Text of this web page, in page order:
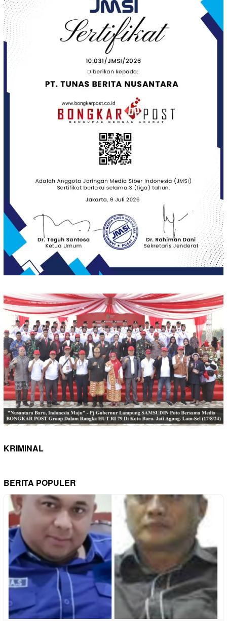
KRIMINAL
BERITA POPULER